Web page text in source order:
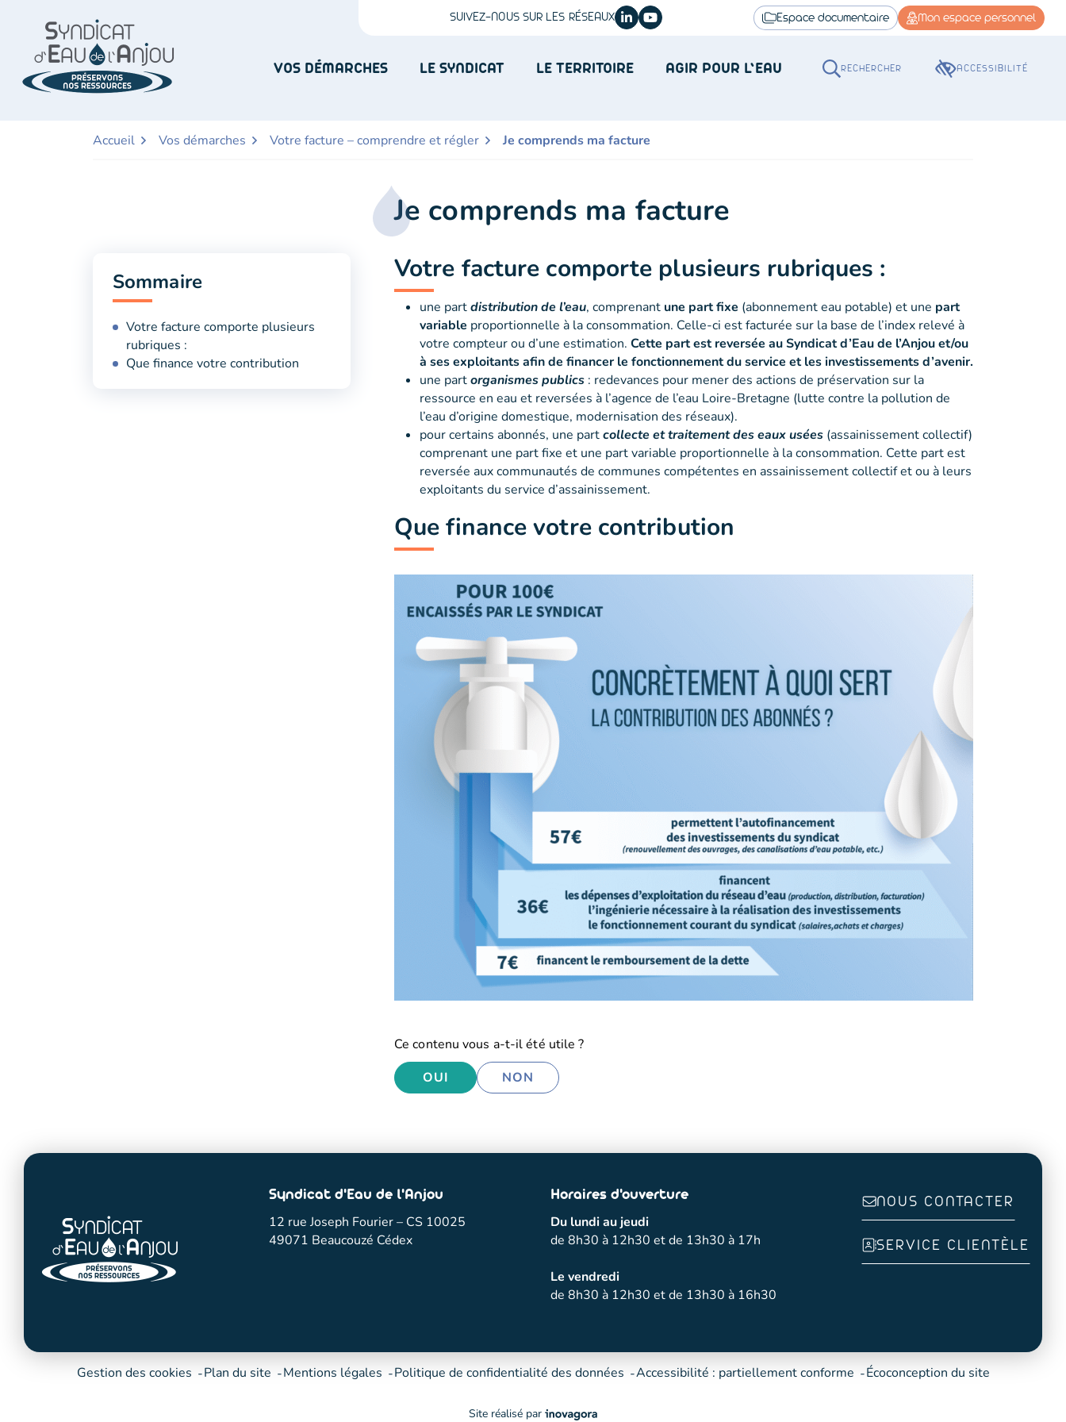
navigation
page
SUIVEZ-NOUS SUR LES RÉSEAUX
LINKEDIN
(OUVERTURE DANS UN NOUVEL ONGLET)
YOUTUBE
(OUVERTURE DANS UN NOUVEL ONGLET)
Espace documentaire Mon espace personnel
VOS DÉMARCHES LE SYNDICAT LE TERRITOIRE AGIR POUR L’EAU RECHERCHER ACCESSIBILITÉ
Accueil Vos démarches Votre facture – comprendre et régler Je comprends ma facture
Je comprends ma facture
Sommaire
Votre facture comporte plusieurs
rubriques :
Que finance votre contribution
Votre facture comporte plusieurs rubriques :
une partdistribution de l’eau, comprenant une part fixe (abonnement eau potable) et une part
variable proportionnelle à la consommation. Celle-ci est facturée sur la base de l’index relevé à
votre compteur ou d’une estimation. Cette part est reversée au Syndicat d’Eau de l’Anjou et/ou
à ses exploitants afin de financer le fonctionnement du service et les investissements d’avenir.
une partorganismes publics : redevances pour mener des actions de préservation sur la
ressource en eau et reversées à l’agence de l’eau Loire-Bretagne (lutte contre la pollution de
l’eau d’origine domestique, modernisation des réseaux).
pour certains abonnés, une partcollecte et traitement des eaux usées (assainissement collectif)
comprenant une part fixe et une part variable proportionnelle à la consommation. Cette part est
reversée aux communautés de communes compétentes en assainissement collectif et ou à leurs
exploitants du service d’assainissement.
Que finance votre contribution
Ce contenu vous a-t-il été utile ?
OUI
NON
Syndicat d'Eau de l'Anjou
12 rue Joseph Fourier – CS 10025
49071 Beaucouzé Cédex
Horaires d'ouverture
Du lundi au jeudi
de 8h30 à 12h30 et de 13h30 à 17h
Le vendredi
de 8h30 à 12h30 et de 13h30 à 16h30
NOUS CONTACTER
SERVICE CLIENTÈLE
Gestion des cookies Plan du site Mentions légales Politique de confidentialité des données Accessibilité : partiellement conforme Écoconception du site
Site réalisé par Inovagora (ouverture dans un nouvel onglet)